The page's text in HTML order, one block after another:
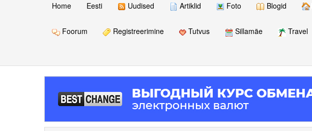
Home Eesti Uudised Artiklid Foto Blogid
Foorum Registreerimine Tutvus Sillamäe
Travel